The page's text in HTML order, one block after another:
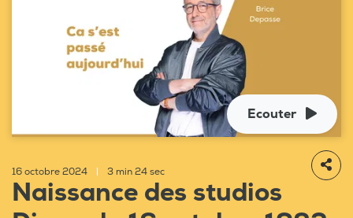
Ecouter
16 octobre 2024 3 min 24 sec
Naissance des studios